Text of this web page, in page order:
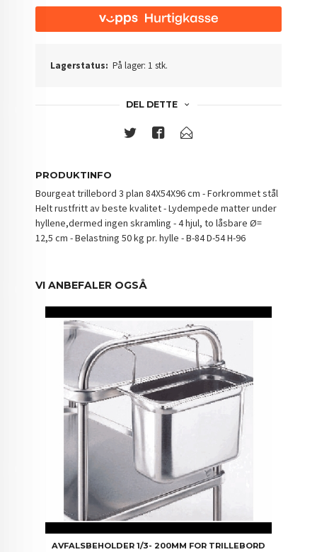
Lagerstatus: På lager: 1 stk.
DEL DETTE
PRODUKTINFO
Bourgeat trillebord 3 plan 84X54X96 cm - Forkrommet stål
Helt rustfritt av beste kvalitet - Lydempede matter under
hyllene,dermed ingen skramling - 4 hjul, to låsbare Ø=
12,5 cm - Belastning 50 kg pr. hylle - B-84 D-54 H-96
VI ANBEFALER OGSÅ
AVFALSBEHOLDER 1/3- 200MM FOR TRILLEBORD